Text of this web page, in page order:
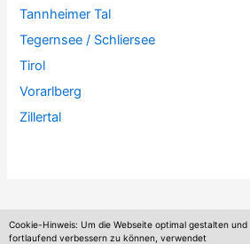
Tannheimer Tal
Tegernsee / Schliersee
Tirol
Vorarlberg
Zillertal
Cookie-Hinweis: Um die Webseite optimal gestalten und
fortlaufend verbessern zu können, verwendet